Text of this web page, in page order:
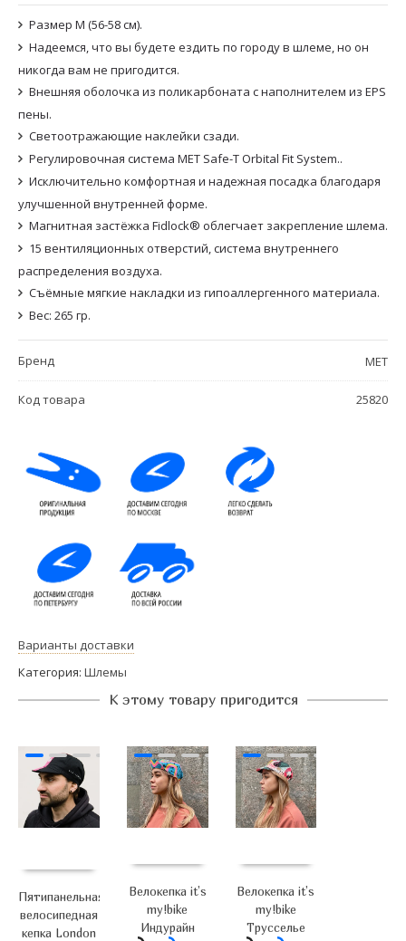
Размер M (56-58 см).
Надеемся, что вы будете ездить по городу в шлеме, но он
никогда вам не пригодится.
Внешняя оболочка из поликарбоната с наполнителем из EPS
пены.
Светоотражающие наклейки сзади.
Регулировочная система MET Safe-T Orbital Fit System..
Исключительно комфортная и надежная посадка благодаря
улучшенной внутренней форме.
Магнитная застёжка Fidlock® облегчает закрепление шлема.
15 вентиляционных отверстий, система внутреннего
распределения воздуха.
Съёмные мягкие накладки из гипоаллергенного материала.
Вес: 265 гр.
Бренд MET
Код товара 25820
Варианты доставки
Категория: Шлемы
К этому товару пригодится
Пятипанельная
велосипедная
кепка London
Велокепка it’s
my!bike
Индурайн
Велокепка it’s
my!bike
Трусселье